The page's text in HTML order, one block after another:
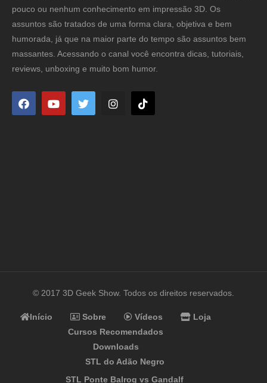
pouco ou nenhum conhecimento em impressão 3D. Os
assuntos são tratados de uma forma clara, objetiva e bem
humorada, já que na maior parte do tempo são assuntos bem
massantes. Acessando o canal você encontra dicas, tutoriais,
reviews, unboxing e muito bom humor.
© 2017 3D Geek Show. Todos os direitos reservados.
Início Sobre Vídeos
Loja
Cursos Recomendados
Downloads
STL do Adão Negro
STL Ponte Balrog vs Gandalf